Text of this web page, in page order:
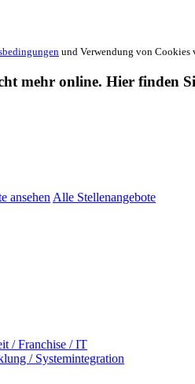
und Verwendung von Cookies
mehr online. Hier finden
ansehen Alle Stellenangebote
/ Franchise / IT
/ Systemintegration